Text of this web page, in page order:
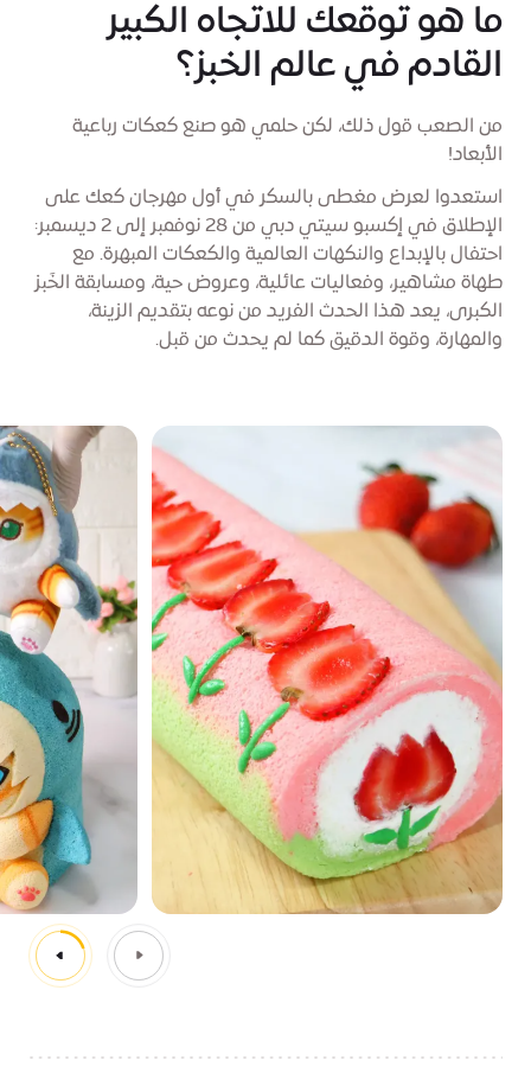
ما هو توقعك للاتجاه الكبير
القادم في عالم الخبز؟
من الصعب قول ذلك، لكن حلمي هو صنع كعكات رباعية
الأبعاد!
استعدوا لعرض مغطى بالسكر في أول مهرجان كعك على
الإطلاق في إكسبو سيتي دبي من 28 نوفمبر إلى 2 ديسمبر:
احتفال بالإبداع والنكهات العالمية والكعكات المبهرة. مع
طهاة مشاهير، وفعاليات عائلية، وعروض حية، ومسابقة الخَبز
الكبرى، يعد هذا الحدث الفريد من نوعه بتقديم الزينة،
والمهارة، وقوة الدقيق كما لم يحدث من قبل.